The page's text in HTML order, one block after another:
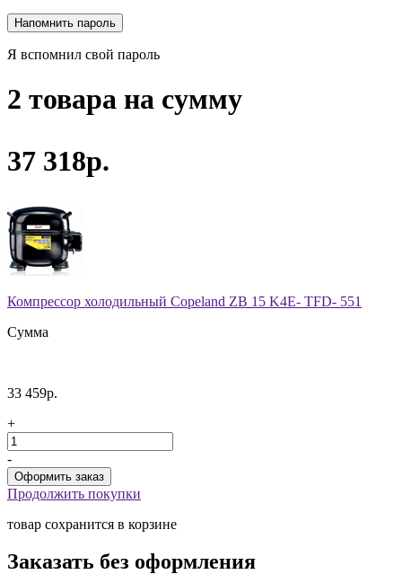
Я вспомнил свой пароль
2 товара на сумму
37 318р.
Компрессор холодильный Copeland ZB 15 K4E- TFD- 551
Сумма
33 459р.
+
-
Продолжить покупки
товар сохранится в корзине
Заказать без оформления